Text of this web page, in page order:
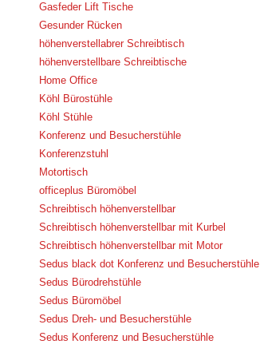
Gasfeder Lift Tische
Gesunder Rücken
höhenverstellabrer Schreibtisch
höhenverstellbare Schreibtische
Home Office
Köhl Bürostühle
Köhl Stühle
Konferenz und Besucherstühle
Konferenzstuhl
Motortisch
officeplus Büromöbel
Schreibtisch höhenverstellbar
Schreibtisch höhenverstellbar mit Kurbel
Schreibtisch höhenverstellbar mit Motor
Sedus black dot Konferenz und Besucherstühle
Sedus Bürodrehstühle
Sedus Büromöbel
Sedus Dreh- und Besucherstühle
Sedus Konferenz und Besucherstühle